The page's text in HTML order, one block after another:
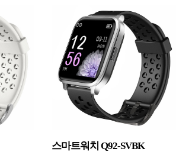
스마트워치 Q92-SVBK